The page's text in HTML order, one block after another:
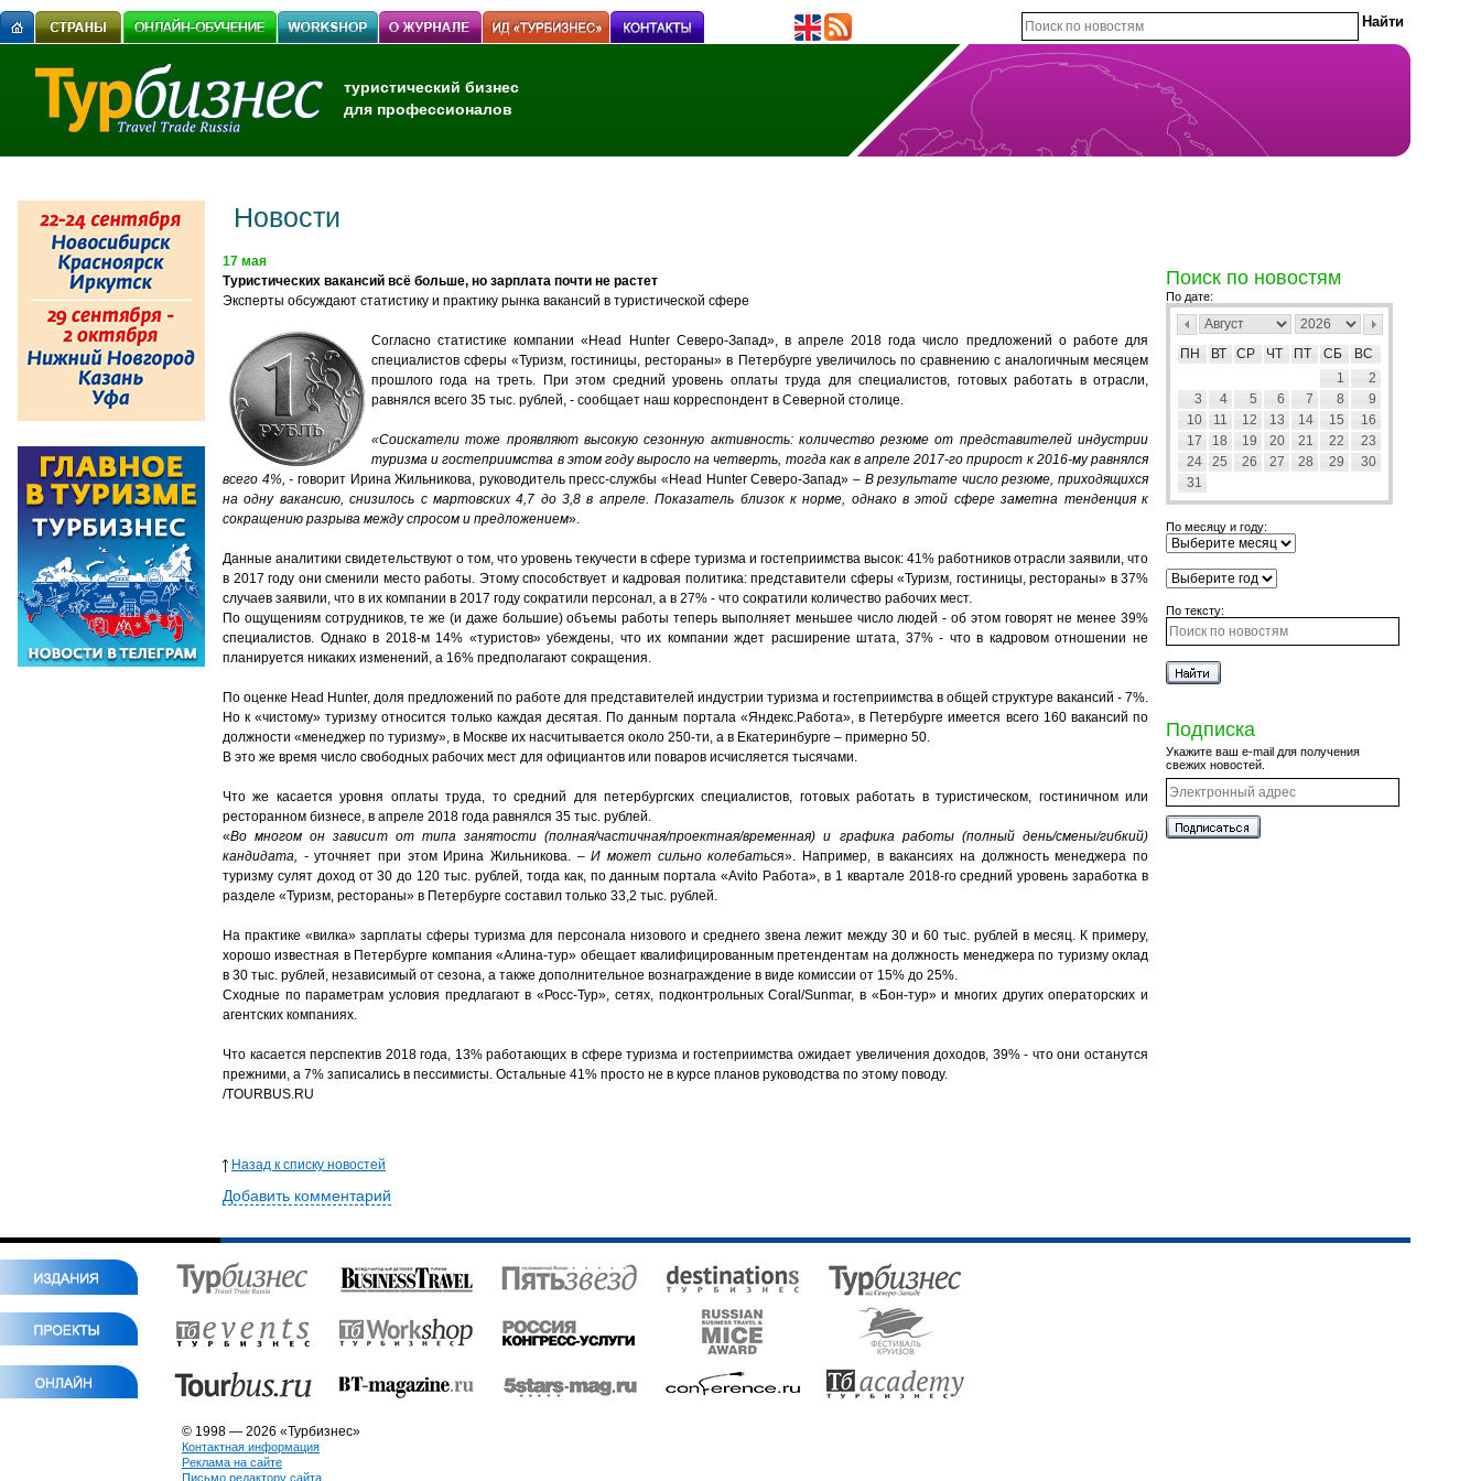
туристический бизнес
для профессионалов
Новости
17 мая
Туристических вакансий всё больше, но зарплата почти не растет
Эксперты обсуждают статистику и практику рынка вакансий в туристической сфере
Согласно статистике компании «Head Hunter Северо-Запад», в апреле 2018 года число предложений о работе для
специалистов сферы «Туризм, гостиницы, рестораны» в Петербурге увеличилось по сравнению с аналогичным месяцем
прошлого года на треть. При этом средний уровень оплаты труда для специалистов, готовых работать в отрасли,
равнялся всего 35 тыс. рублей, - сообщает наш корреспондент в Северной столице.
«Соискатели тоже проявляют высокую сезонную активность: количество резюме от представителей индустрии
туризма и гостеприимства в этом году выросло на четверть, тогда как в апреле 2017-го прирост к 2016-му равнялся
всего 4%, - говорит Ирина Жильникова, руководитель пресс-службы «Head Hunter Северо-Запад» – В результате числорезюме, приходящихся
на одну вакансию, снизилось с мартовских 4,7 до 3,8 в апреле. Показатель близок к норме, однако в этой сфере заметна тенденция к
сокращению разрыва между спросом и предложением».
Данные аналитики свидетельствуют о том, что уровень текучести в сфере туризма и гостеприимства высок: 41% работников отрасли заявили, что
в 2017 году они сменили место работы. Этому способствует и кадровая политика: представители сферы «Туризм, гостиницы, рестораны» в 37%
случаев заявили, что в их компании в 2017 году сократили персонал, а в 27% - что сократили количество рабочих мест.
По ощущениям сотрудников, те же (и даже большие) объемы работы теперь выполняет меньшее число людей - об этом говорят не менее 39%
специалистов. Однако в 2018-м 14% «туристов» убеждены, что их компании ждет расширение штата, 37% - что в кадровом отношении не
планируется никаких изменений, а 16% предполагают сокращения.
По оценке Head Hunter, доля предложений по работе для представителей индустрии туризма и гостеприимства в общей структуре вакансий - 7%.
Но к «чистому» туризму относится только каждая десятая. По данным портала «Яндекс.Работа», в Петербурге имеется всего 160 вакансий по
должности «менеджер по туризму», в Москве их насчитывается около 250-ти, а в Екатеринбурге – примерно 50.
В это же время число свободных рабочих мест для официантов или поваров исчисляется тысячами.
Что же касается уровня оплаты труда, то средний для петербургских специалистов, готовых работать в туристическом, гостиничном или
ресторанном бизнесе, в апреле 2018 года равнялся 35 тыс. рублей.
«Во многом он зависит от типа занятости (полная/частичная/проектная/временная) и графика работы (полный день/смены/гибкий)
кандидата, -уточняет при этом Ирина Жильникова. – И может сильно колебаться». Например, в вакансиях на должность менеджера по
туризму сулят доход от 30 до 120 тыс. рублей, тогда как, по данным портала «Avito Работа», в 1 квартале 2018-го средний уровень заработка в
разделе «Туризм, рестораны» в Петербурге составил только 33,2 тыс. рублей.
На практике «вилка» зарплаты сферы туризма для персонала низового и среднего звена лежит между 30 и 60 тыс. рублей в месяц. К примеру,
хорошо известная в Петербурге компания «Алина-тур» обещает квалифицированным претендентам на должность менеджера по туризму оклад
в 30 тыс. рублей, независимый от сезона, а также дополнительное вознаграждение в виде комиссии от 15% до 25%.
Сходные по параметрам условия предлагают в «Росс-Тур», сетях, подконтрольных Coral/Sunmar, в «Бон-тур» и многих других операторских и
агентских компаниях.
Что касается перспектив 2018 года, 13% работающих в сфере туризма и гостеприимства ожидает увеличения доходов, 39% - что они останутся
прежними, а 7% записались в пессимисты. Остальные 41% просто не в курсе планов руководства по этому поводу.
/TOURBUS.RU
Назад к списку новостей
Добавить комментарий
Поиск по новостям
По дате:
ПН ВТ СР ЧТ ПТ СБ
ВС
1
2
3
4 5 6 7 8
9
10
11 12 13 14 15
16
17
18 19 20 21 22
23
24
25 26 27 28 29
30
31
По месяцу и году:
По тексту:
Подписка
Укажите ваш e-mail для получения
свежих новостей.
© 1998 — 2026 «Турбизнес»
Контактная информация
Реклама на сайте
Письмо редактору сайта